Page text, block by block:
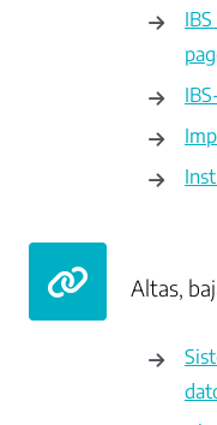
Altas,